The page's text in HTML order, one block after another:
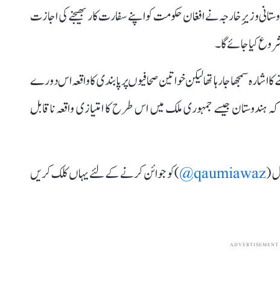
وزیرِ خارجہ نے افغان حکومت کو اپنے سفارت کار بھیجنے کی اجازت
کیا جائے گا۔
سمجھا جا رہا تھا لیکن خواتین صحافیوں پر پابندی کا واقعہ اس دورے
ہندوستان جیسے جمہوری ملک میں اس طرح کا امتیازی واقعہ ناقابلِ
(
qaumiawaz@
) کو جوائن کرنے کے لئے یہاں کلک کریں
ADVERTISEMENT